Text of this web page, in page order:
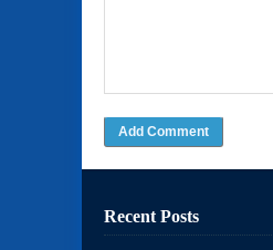
Recent Posts